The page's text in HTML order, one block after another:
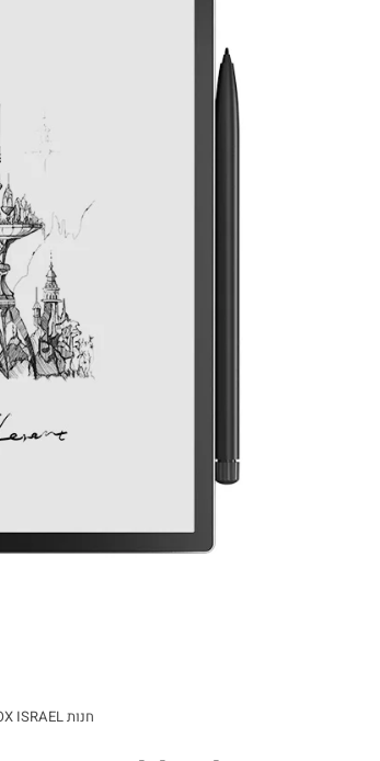
חנות BOOX ISRAEL מציגע דגם חדש של קורא ספרים אלקטרוניים טאבלט TAB ULTRA